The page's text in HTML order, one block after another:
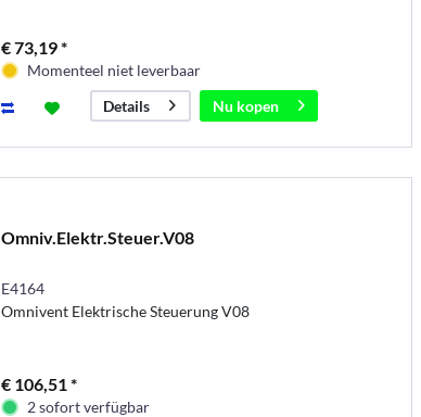
€ 73,19 *
Momenteel niet leverbaar
Details
Nu kopen
Omniv.Elektr.Steuer.V08
E4164
Omnivent Elektrische Steuerung V08
€ 106,51 *
2 sofort verfügbar